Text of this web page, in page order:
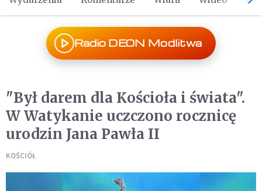
Radio DEON Modlitwa
"Był darem dla Kościoła i świata".
W Watykanie uczczono rocznicę
urodzin Jana Pawła II
KOŚCIÓŁ